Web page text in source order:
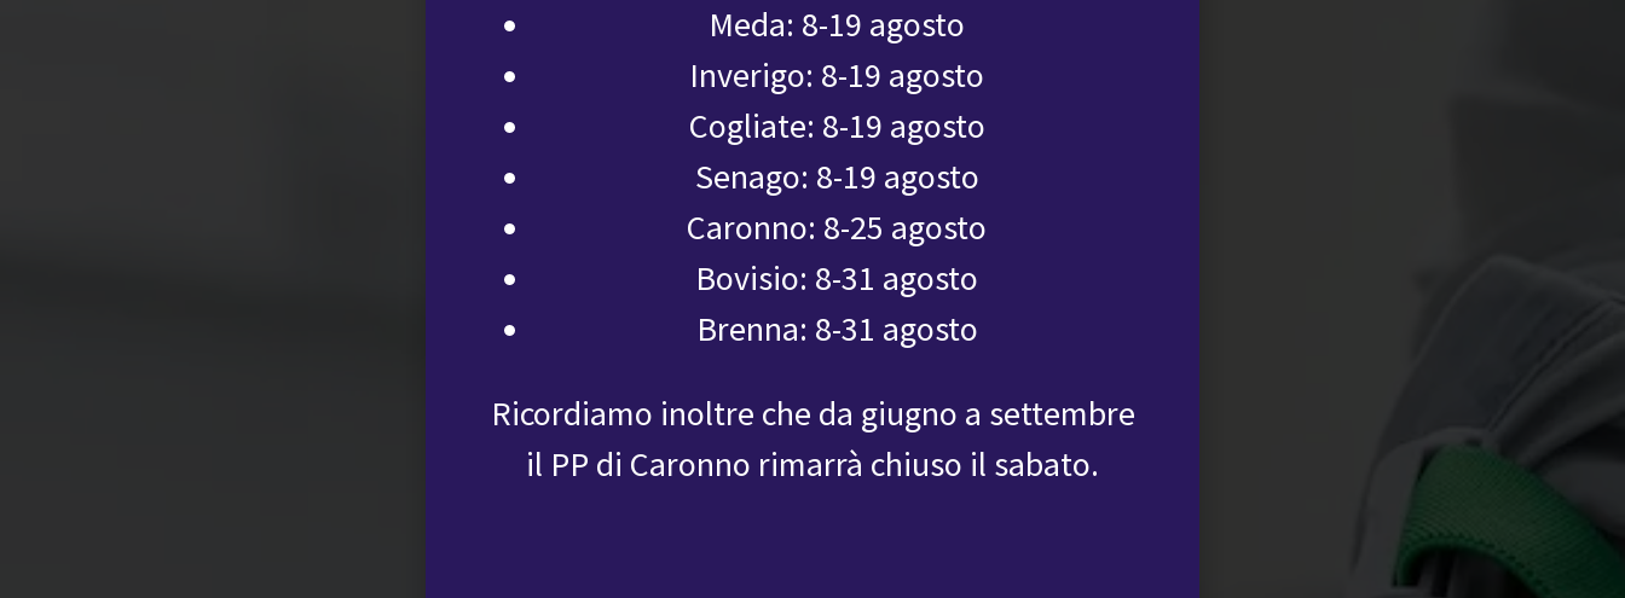
Meda: 8-19 agosto
Inverigo: 8-19 agosto
Cogliate: 8-19 agosto
Senago: 8-19 agosto
Caronno: 8-25 agosto
Bovisio: 8-31 agosto
Brenna: 8-31 agosto
Ricordiamo inoltre che da giugno a settembre
il PP di Caronno rimarrà chiuso il sabato.